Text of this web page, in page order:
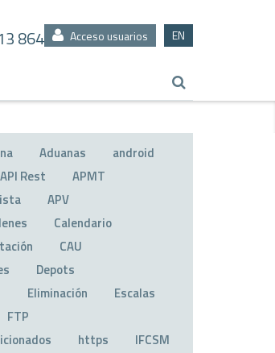
864 Acceso usuarios EN
Aduanas
android
API Rest
APMT
APV
Calendario
CAU
Depots
Eliminación
Escalas
FTP
https
IFCSM